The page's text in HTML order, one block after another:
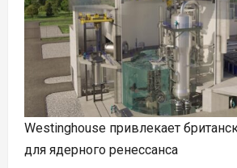
Westinghouse привлекает
для ядерного ренессанса